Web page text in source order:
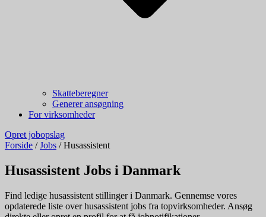
Skatteberegner
Generer ansøgning
For virksomheder
Opret jobopslag
Forside / Jobs / Husassistent
Husassistent Jobs i Danmark
Find ledige husassistent stillinger i Danmark. Gennemse vores
opdaterede liste over husassistent jobs fra topvirksomheder. Ansøg